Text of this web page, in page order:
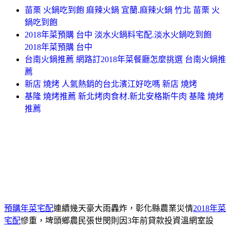
苗栗 火鍋吃到飽 麻辣火鍋 宜蘭.麻辣火鍋 竹北 苗栗 火
鍋吃到飽
2018年菜預購 台中 淡水火鍋料宅配.淡水火鍋吃到飽
2018年菜預購 台中
台南火鍋推薦 網路訂2018年菜餐廳怎麼挑選 台南火鍋推
薦
新店 燒烤 人氣熱銷的台北濱江好吃嗎 新店 燒烤
基隆 燒烤推薦 新北烤肉食材.新北安格斯牛肉 基隆 燒烤
推薦
預購年菜宅配連續幾天豪大雨轟炸，彰化縣農業災情2018年菜
宅配慘重，埤頭鄉農民張世閔則因3年前貸款投資溫網室設